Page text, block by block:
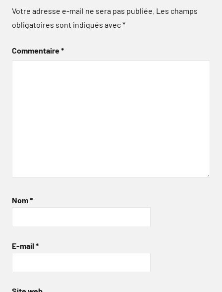
Votre adresse e-mail ne sera pas publiée. Les champs
obligatoires sont indiqués avec*
Commentaire*
Nom*
E-mail *